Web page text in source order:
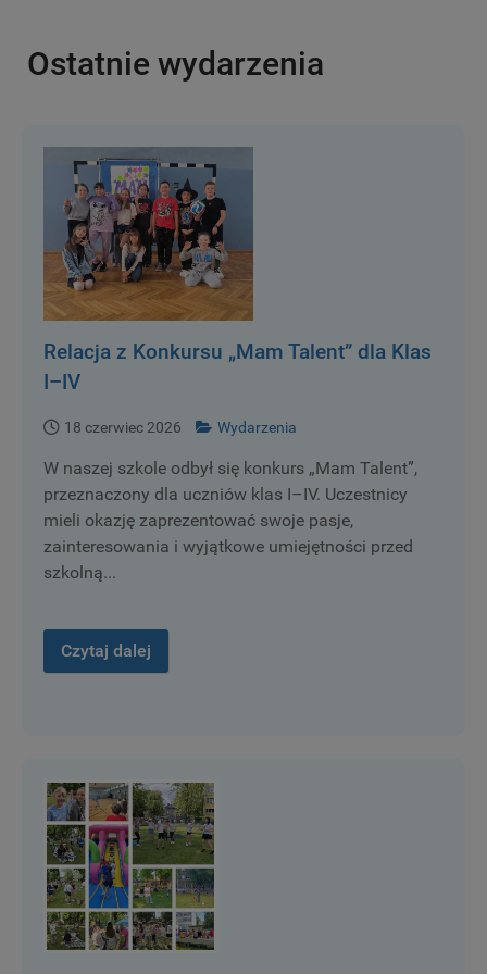
Ostatnie wydarzenia
Relacja z Konkursu „Mam Talent” dla Klas
I–IV
18 czerwiec 2026 Wydarzenia
W naszej szkole odbył się konkurs „Mam Talent”,
przeznaczony dla uczniów klas I–IV. Uczestnicy
mieli okazję zaprezentować swoje pasje,
zainteresowania i wyjątkowe umiejętności przed
szkolną...
Czytaj dalej